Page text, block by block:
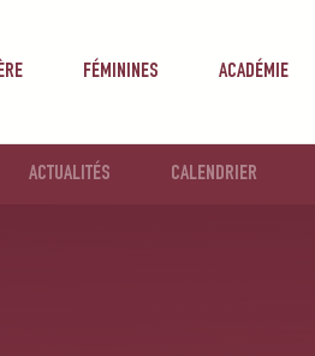
FÉMININES ACADÉMIE
ACTUALITÉS CALENDRIER